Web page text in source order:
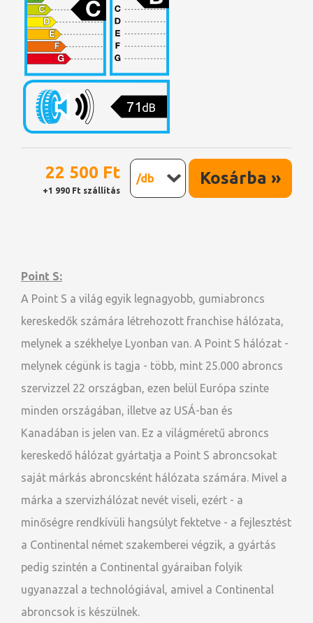
71 dB
22 500 Ft
+1 990 Ft szállítás
/db Kosárba »
Point S:
A Point S a világ egyik legnagyobb, gumiabroncs
kereskedők számára létrehozott franchise hálózata,
melynek a székhelye Lyonban van. A Point S hálózat -
melynek cégünk is tagja - több, mint 25.000 abroncs
szervizzel 22 országban, ezen belül Európa szinte
minden országában, illetve az USÁ-ban és
Kanadában is jelen van. Ez a világméretű abroncs
kereskedő hálózat gyártatja a Point S abroncsokat
saját márkás abroncsként hálózata számára. Mivel a
márka a szervizhálózat nevét viseli, ezért - a
minőségre rendkívüli hangsúlyt fektetve - a fejlesztést
a Continental német szakemberei végzik, a gyártás
pedig szintén a Continental gyáraiban folyik
ugyanazzal a technológiával, amivel a Continental
abroncsok is készülnek.